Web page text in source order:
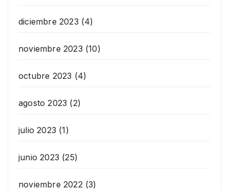
diciembre 2023 (4)
noviembre 2023 (10)
octubre 2023 (4)
agosto 2023 (2)
julio 2023 (1)
junio 2023 (25)
noviembre 2022 (3)